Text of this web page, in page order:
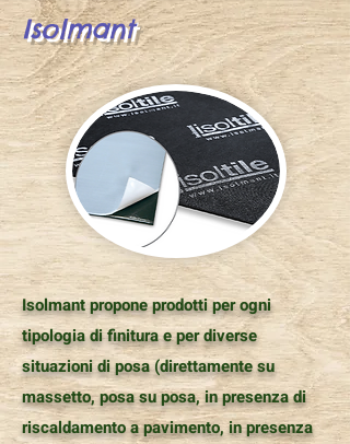
Isolmant
Isolmant propone prodotti per ogni
tipologia di finitura e per diverse
situazioni di posa (direttamente su
massetto, posa su posa, in presenza di
riscaldamento a pavimento, in presenza